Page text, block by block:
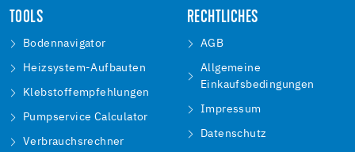
TOOLS
Bodennavigator
Heizsystem-Aufbauten
Klebstoffempfehlungen
Pumpservice Calculator
Verbrauchsrechner
RECHTLICHES
AGB
Allgemeine
Einkaufsbedingungen
Impressum
Datenschutz